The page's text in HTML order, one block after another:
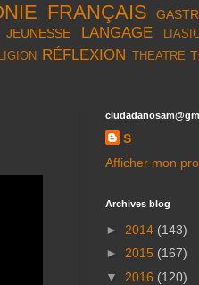
FRANÇAIS
JEUNESSE LANGAGE
RÉFLEXION THEATRE
S
Afficher mon
Archives blog
► 2014 (143)
► 2015 (167)
▼ 2016 (120)